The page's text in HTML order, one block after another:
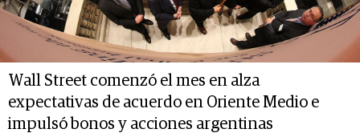
Wall Street comenzó el mes en alza
expectativas de acuerdo en Oriente Medio e
impulsó bonos y acciones argentinas